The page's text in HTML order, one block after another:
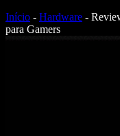
Início - Hardware -
para Gamers